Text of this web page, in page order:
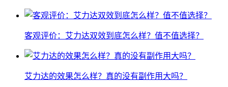
客观评价：艾力达双效到底怎么样？值不值选择？
艾力达的效果怎么样？真的没有副作用大吗？